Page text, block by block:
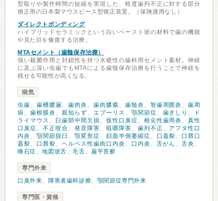
型取りや製作時間の短縮を実現した、軽度歯列不正に対する部分
矯正用の日本製マウスピース型矯正装置。（保険適用なし）
ダイレクトボンディング
ハイブリッドセラミックという白いペースト状の材料で歯の機能
や見た目を修復する治療。
MTAセメント（歯髄保存治療）
強い殺菌作用と封鎖性を持つ水硬性の歯科用セメント素材。神経
に及ぶ深い虫歯でもMTAによる歯髄保存治療を行うことで神経を
残せる可能性が高くなる。
病気
虫歯、 歯槽膿漏、 歯肉炎 、 歯肉膿瘍、 歯髄炎 、 智歯周囲炎 、歯周
病、 歯根膜炎 、 親知らず、 エプーリス 、 顎関節症、 歯ぎしり 、
ド
ライマウス 、 臼歯部中間欠損 、 仮性口臭症、 根尖性歯周炎 、真性
口臭症、 不正咬合、 発音障害、 咀嚼障害、 歯列不正 、 アフタ性口
内炎 、 顎関節脱臼 、 顎変形症、 顔面半側萎縮症、 口蓋裂、 口唇口
蓋裂、 口唇裂、 ヘルペス性歯肉口内炎 、 口内炎 、 舌がん 、舌炎 、
唾石症、地図状舌、毛舌、 扁平苔癬
専門外来
口臭外来、 障害者歯科診療、 顎関節症専門外来
専門医・資格